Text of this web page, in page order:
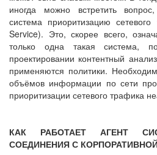
иногда можно встретить
система приоритизацию
Service). Это, скорее всего,
только одна такая система,
проектировании контентный
применяются политики.
объёмов информации по сети
приоритизации сетевого трафика
КАК РАБОТАЕТ АГЕНТ
СОЕДИНЕНИЯ С